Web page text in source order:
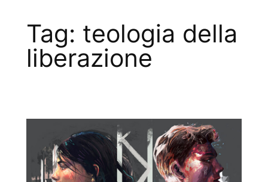
Tag: teologia della
liberazione